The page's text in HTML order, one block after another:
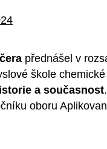
přednášel v
škole
a současnost
oboru